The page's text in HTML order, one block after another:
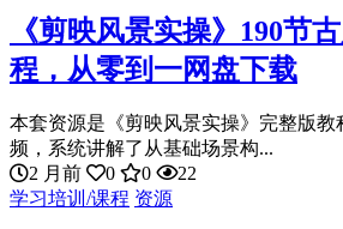
《剪映风景实操》190节
程，从零到一网盘下载
本套资源是《剪映风景实操》完整版教
频，系统讲解了从基础场景构...
2 月前
0 0
22
学习培训/课程 资源